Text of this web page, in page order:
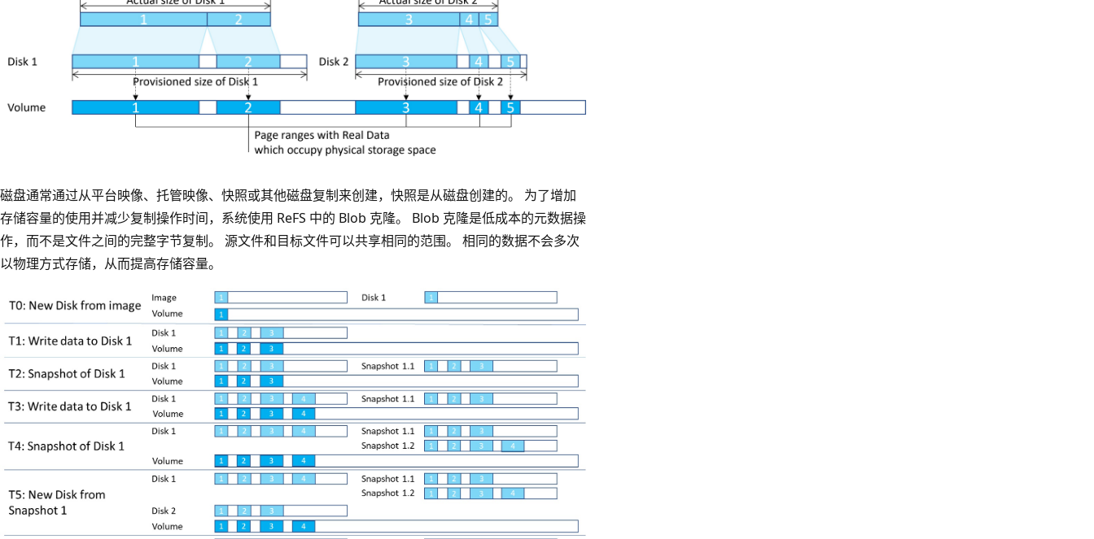
磁盘通常通过从平台映像、托管映像、快照或其他磁盘复制来创建，快照是从磁盘创建的。 为了增加
存储容量的使用并减少复制操作时间，系统使用 ReFS 中的 Blob 克隆。 Blob 克隆是低成本的元数据操
作，而不是文件之间的完整字节复制。 源文件和目标文件可以共享相同的范围。 相同的数据不会多次
以物理方式存储，从而提高存储容量。